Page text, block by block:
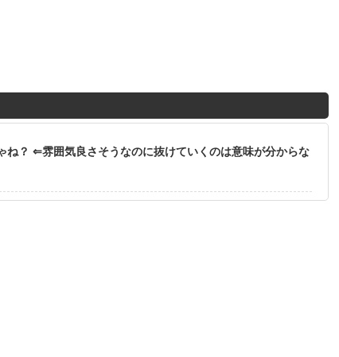
ね？ ⇐雰囲気良さそうなのに抜けていくのは意味が分からな